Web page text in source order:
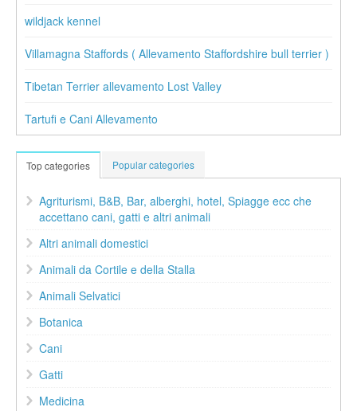
wildjack kennel
Villamagna Staffords ( Allevamento Staffordshire bull terrier )
Tibetan Terrier allevamento Lost Valley
Tartufi e Cani Allevamento
Top categories Popular categories
Agriturismi, B&B, Bar, alberghi, hotel, Spiagge ecc che
accettano cani, gatti e altri animali
Altri animali domestici
Animali da Cortile e della Stalla
Animali Selvatici
Botanica
Cani
Gatti
Medicina